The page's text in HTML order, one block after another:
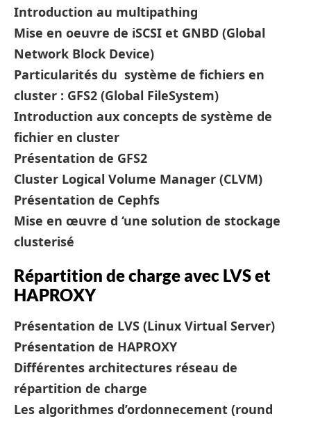
Introduction au multipathing
Mise en oeuvre de iSCSI et GNBD (Global
Network Block Device)
Particularités du système de fichiers en
cluster : GFS2 (Global FileSystem)
Introduction aux concepts de système de
fichier en cluster
Présentation de GFS2
Cluster Logical Volume Manager (CLVM)
Présentation de Cephfs
Mise en œuvre d ‘une solution de stockage
clusterisé
Répartition de charge avec LVS et
HAPROXY
Présentation de LVS (Linux Virtual Server)
Présentation de HAPROXY
Différentes architectures réseau de
répartition de charge
Les algorithmes d’ordonnecement (round